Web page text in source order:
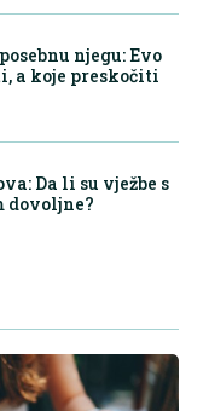
njegu: Evo
a koje preskočiti
Da li su vježbe s
dovoljne?